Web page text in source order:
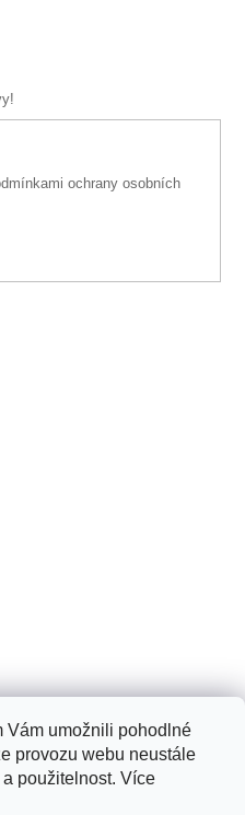
Vám umožnili pohodlné
provozu webu neustále
použitelnost. Více
ochrany osobních